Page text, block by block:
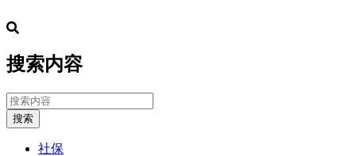
搜索内容
搜索
社保